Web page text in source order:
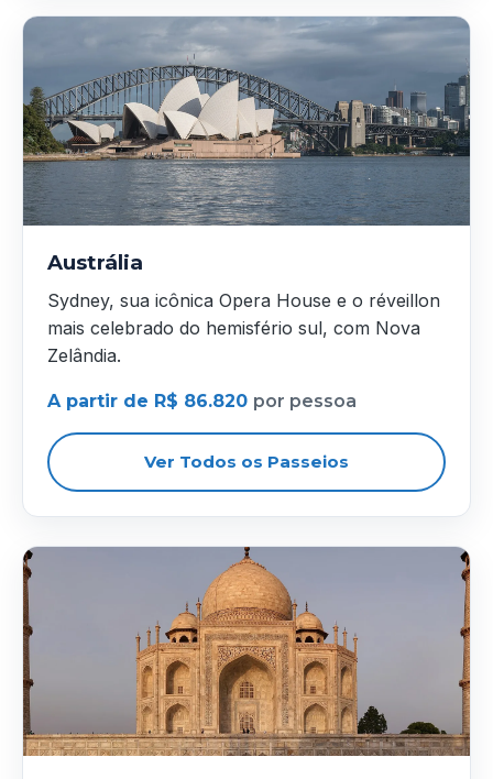
Austrália
Sydney, sua icônica Opera House e o réveillon
mais celebrado do hemisfério sul, com Nova
Zelândia.
A partir de R$ 86.820 por pessoa
Ver Todos os Passeios